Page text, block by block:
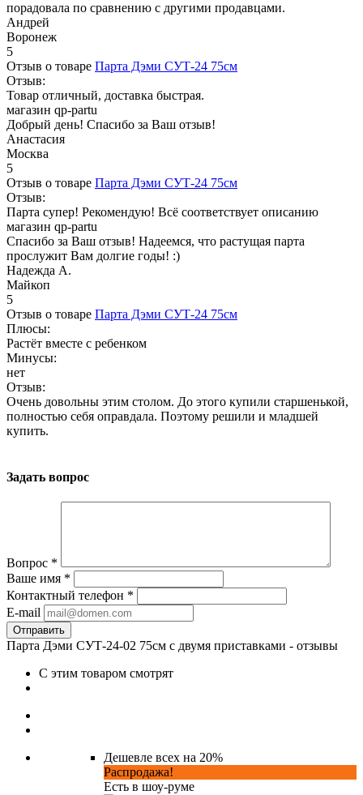
порадовала по сравнению с другими продавцами.
Андрей
Воронеж
5
Отзыв о товаре Парта Дэми СУТ-24 75см
Отзыв:
Товар отличный, доставка быстрая.
магазин qp-partu
Добрый день! Спасибо за Ваш отзыв!
Анастасия
Москва
5
Отзыв о товаре Парта Дэми СУТ-24 75см
Отзыв:
Парта супер! Рекомендую! Всё соответствует описанию
магазин qp-partu
Спасибо за Ваш отзыв! Надеемся, что растущая парта
прослужит Вам долгие годы! :)
Надежда А.
Майкоп
5
Отзыв о товаре Парта Дэми СУТ-24 75см
Плюсы:
Растёт вместе с ребенком
Минусы:
нет
Отзыв:
Очень довольны этим столом. До этого купили старшенькой,
полностью себя оправдала. Поэтому решили и младшей
купить.
Задать вопрос
Вопрос *
Ваше имя *
Контактный телефон *
E-mail
Парта Дэми СУТ-24-02 75см с двумя приставками - отзывы
С этим товаром смотрят
Дешевле всех на 20%
Распродажа!
Есть в шоу-руме